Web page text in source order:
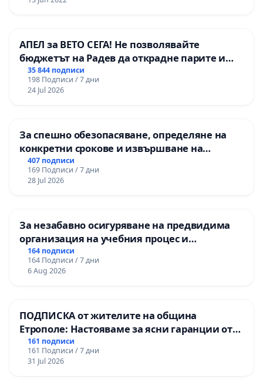
АПЕЛ за ВЕТО СЕГА! Не позволявайте
бюджетът на Радев да открадне парите и
правата ни в тъмното
35 844 подписи
198 Подписи / 7 дни
24 Jul 2026
За спешно обезопасяване, определяне на
конкретни срокове и извършване на
цялостна рехабилитация на
републиканския път между пътен възел АМ
„Тракия“ - гр. Ихтиман - с. Мирово - к.к.
407 подписи
169 Подписи / 7 дни
28 Jul 2026
За незабавно осигуряване на предвидима
организация на учебния процес и
гарантиране на правото на равнопоставено
и качествено образование на учениците от
ОУ „Княз Александър I“ и Хуманитарна
164 подписи
164 Подписи / 7 дни
6 Aug 2026
ПОДПИСКА от жителите на община
Етрополе: Настояваме за ясни гаранции от
“Елаците-МЕД” АД и от държавата, че ще се
изпълнят всички екологични норми!
161 подписи
161 Подписи / 7 дни
31 Jul 2026